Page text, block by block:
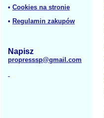
• Cookies na stronie
• Regulamin zakupów
Napisz
propresssp@gmail.com